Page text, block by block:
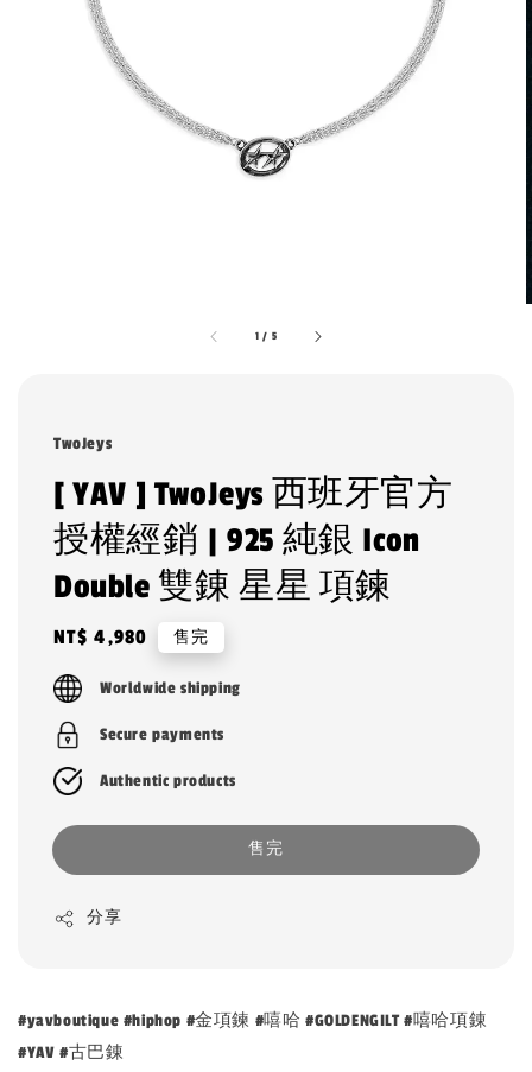
1 / 5
TwoJeys
[ YAV ] TwoJeys 西班牙官方
授權經銷 | 925 純銀 Icon
Double 雙錬 星星 項鍊
Regular
price
NT$ 4,980 售完
Worldwide shipping
Secure payments
Authentic products
售完
分享
#yavboutique #hiphop #金項鍊 #嘻哈 #GOLDENGILT #嘻哈項錬
#YAV #古巴錬